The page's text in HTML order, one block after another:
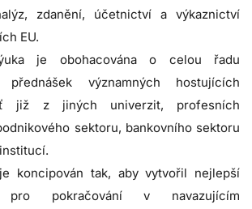
zdanění, účetnictví a výkaznictví
EU.
je obohacována o celou řadu
přednášek významných hostujících
již z jiných univerzit, profesních
sektoru, bankovního sektoru
koncipován tak, aby vytvořil nejlepší
pro pokračování v navazujícím